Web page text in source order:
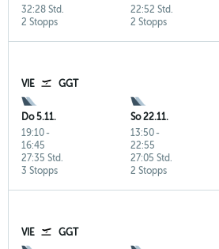
2 Stopps
32:28 Std.
2 Stopps
22:52 Std.
VIE GGT
Do 5.11.
19:10-
16:45
3 Stopps
27:35 Std.
So 22.11.
13:50-
22:55
2 Stopps
27:05 Std.
VIE GGT